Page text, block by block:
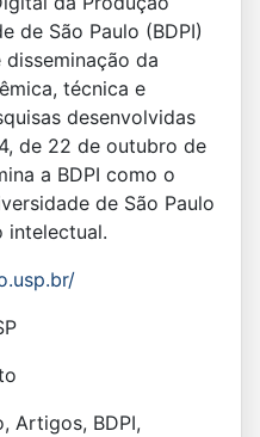
de São Paulo (BDPI)
da
técnica e
desenvolvidas
de 22 de outubro de
a BDPI como o
de São Paulo
intelectual.
Artigos, BDPI,